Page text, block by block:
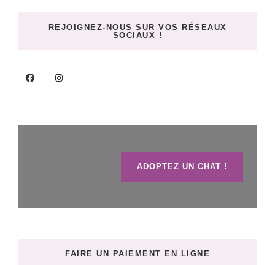
REJOIGNEZ-NOUS SUR VOS RÉSEAUX
SOCIAUX !
ADOPTEZ UN CHAT !
FAIRE UN PAIEMENT EN LIGNE